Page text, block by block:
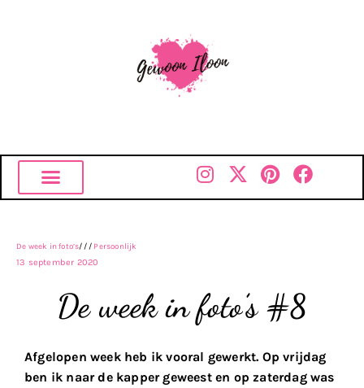
De week in foto’s/// Persoonlijk
13 september 2020
De week in foto’s #8
Afgelopen week heb ik vooral gewerkt. Op vrijdag
ben ik naar de kapper geweest en op zaterdag was